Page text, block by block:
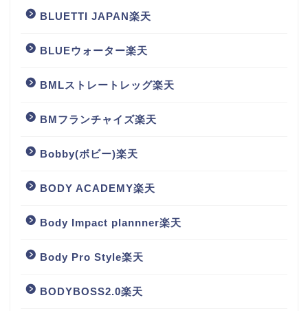
BLUETTI JAPAN楽天
BLUEウォーター楽天
BMLストレートレッグ楽天
BMフランチャイズ楽天
Bobby(ボビー)楽天
BODY ACADEMY楽天
Body Impact plannner楽天
Body Pro Style楽天
BODYBOSS2.0楽天